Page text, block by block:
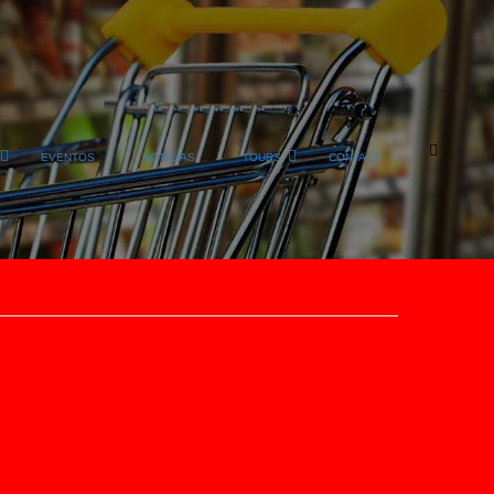
EVENTOS NOTICIAS TOURS CONTACT